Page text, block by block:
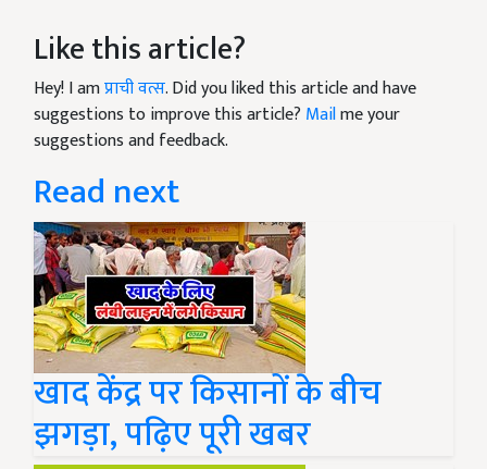
Like this article?
Hey! I amप्राची वत्स. Did you liked this article and have
suggestions to improve this article? Mailme your
suggestions and feedback.
Read next
खाद केंद्र पर किसानों के बीच
झगड़ा, पढ़िए पूरी खबर